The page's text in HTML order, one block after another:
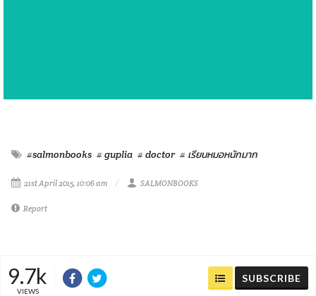
#salmonbooks # guplia # doctor # เรียนหมอหนักมาก
21st April 2015, 10:06 am SALMONBOOKS
Report
9.7k
VIEWS
SUBSCRIBE